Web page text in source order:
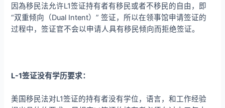
因為移民法允许L1签证持有者有移民或者不移民的自由，即
“双重倾向（Dual Intent）” 签证，所以在领事馆申请签证的
过程中，签证官不会以申请人具有移民倾向而拒绝签证。
L-1签证没有学历要求：
美国移民法对L1签证的持有者没有学位，语言，和工作经验